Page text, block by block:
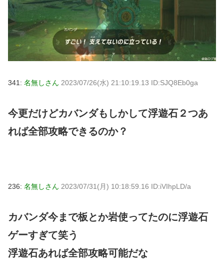
341: 名無しさん 2023/07/26(水) 21:10:19.13 ID:SJQ8Eb0ga
今更だけどカバンダもしかして浮遊石２つあ
れば全部攻略できるのか？
236: 名無しさん 2023/07/31(月) 10:18:59.16 ID:iVIhpLD/a
カバンダ今まで板とか岩使ってたのに浮遊石
ゲーすぎて笑う
浮遊石あれば全部攻略可能だな